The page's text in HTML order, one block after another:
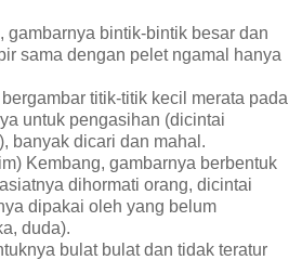
gambarnya bintik-bintik besar dan
sama dengan pelet ngamal hanya
titik-titik kecil merata pada
untuk pengasihan (dicintai
banyak dicari dan mahal.
Kembang, gambarnya berbentuk
dihormati orang, dicintai
dipakai oleh yang belum
duda).
bulat bulat dan tidak teratur